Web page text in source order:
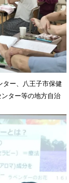
ター、八王子市保健
ター等の地方自治